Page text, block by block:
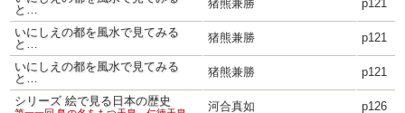
と…
猪熊兼勝 p121
いにしえの都を風水で見てみる
と…
猪熊兼勝 p121
いにしえの都を風水で見てみる
と…
猪熊兼勝 p121
シリーズ 絵で見る日本の歴史 河合真如 p126